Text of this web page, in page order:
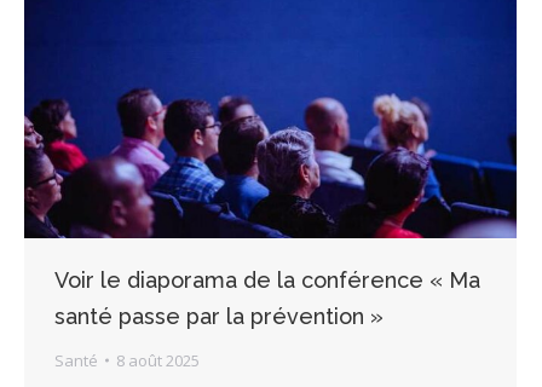
Voir le diaporama de la conférence « Ma
santé passe par la prévention »
Santé
8 août 2025